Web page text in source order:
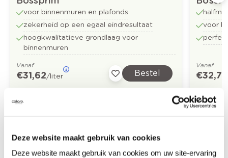
Deze website maakt gebruik van cookies
Deze website maakt gebruik van cookies om uw site-ervaring
voor binnenmuren en plafonds
zekerheid op een egaal eindresultaat
hoogkwalitatieve grondlaag voor
binnenmuren
Vanaf
€ 31,62/liter Bestel
voor
Vanaf
€ 32,73